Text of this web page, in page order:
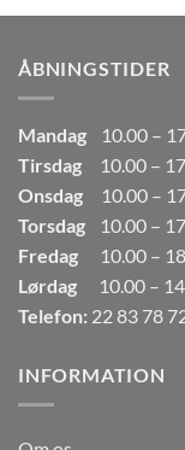
ÅBNINGSTIDER
Mandag
10.00 –
Tirsdag
10.00 –
Onsdag
10.00 –
Torsdag
10.00 –
Fredag
10.00 –
Lørdag
10.00 –
Telefon: 22 83 78
INFORMATION